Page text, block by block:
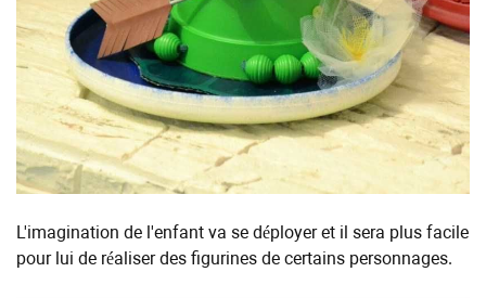
L'imagination de l'enfant va se déployer et il sera plus facile
pour lui de réaliser des figurines de certains personnages.